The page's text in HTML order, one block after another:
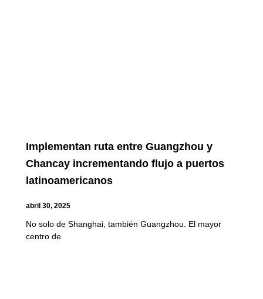
Implementan ruta entre Guangzhou y
Chancay incrementando flujo a puertos
latinoamericanos
abril 30, 2025
No solo de Shanghai, también Guangzhou. El mayor
centro de